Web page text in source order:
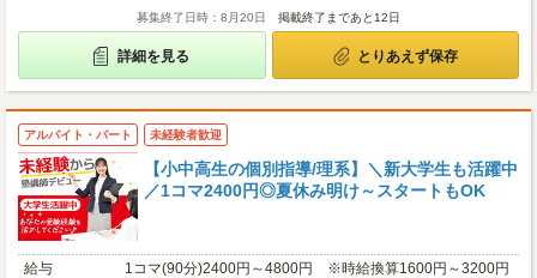
募集終了日時：8月20日 掲載終了まであと12日
詳細を見る とりあえず保存
アルバイト・パート 未経験者歓迎
【小中高生の個別指導/理系】＼新大学生も活躍中
／1コマ2400円◎夏休み明け～スタートもOK
給与
1コマ(90分)2400円～4800円 ※時給換算1600円～3200円